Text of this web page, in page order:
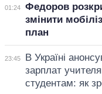
01:24
Федоров
змінити
план
23:45
В Україні
зарплат
студентам: як